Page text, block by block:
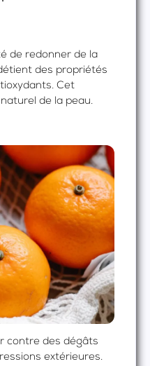
de redonner de la
des propriétés
Cet
de la peau.
contre des dégâts
extérieures.